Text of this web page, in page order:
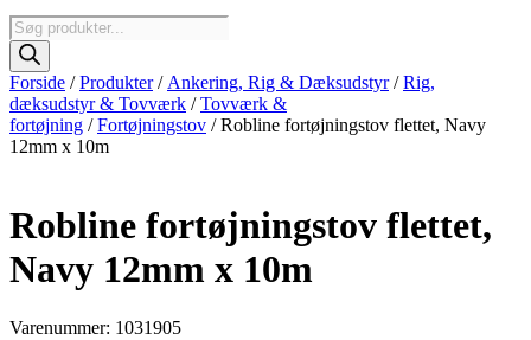
Products
search
Forside /Produkter/ Ankering, Rig & Dæksudstyr/Rig,
dæksudstyr & Tovværk /Tovværk &
fortøjning /Fortøjningstov / Robline fortøjningstov flettet, Navy
12mm x 10m
Robline fortøjningstov flettet,
Navy 12mm x 10m
Varenummer: 1031905